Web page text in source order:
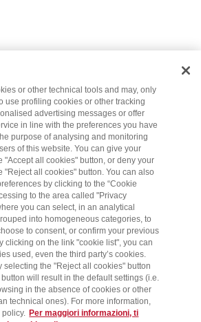
or other technical tools and may, only
use profiling cookies or other tracking
advertising messages or offer
in line with the preferences you have
purpose of analysing and monitoring
of this website. You can give your
"Accept all cookies" button, or deny your
"Reject all cookies" button. You can also
by clicking to the “Cookie
to the area called "Privacy
you can select, in an analytical
into homogeneous categories, to
to consent, or confirm your previous
clicking on the link "cookie list", you can
used, even the third party’s cookies.
selecting the "Reject all cookies" button
button will result in the default settings (i.e.
in the absence of cookies or other
technical ones). For more information,
Per maggiori informazioni, ti